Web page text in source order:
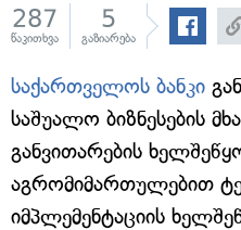
287
წაკითხვა
5
გაზიარება
საქართველოს ბანკი
საშუალო ბიზნესების
განვითარების
აგრომიმართულებით
იმპლემენტაციის